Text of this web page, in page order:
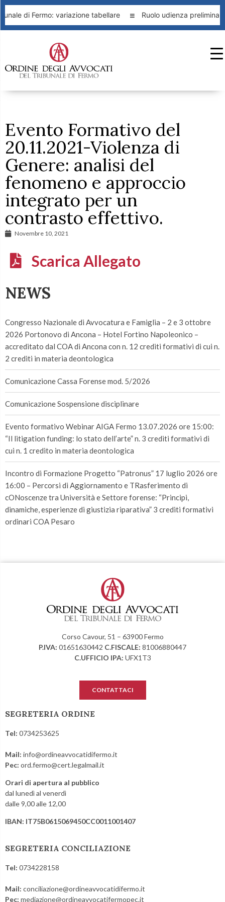
di Fermo: variazione tabellare Ruolo udienza
Evento Formativo del
20.11.2021-Violenza di
Genere: analisi del
fenomeno e approccio
integrato per un
contrasto effettivo.
Novembre 10, 2021
Scarica Allegato
NEWS
Congresso Nazionale di Avvocatura e Famiglia – 2 e 3 ottobre
2026 Portonovo di Ancona – Hotel Fortino Napoleonico –
accreditato dal COA di Ancona con n. 12 crediti formativi di cui n.
2 crediti in materia deontologica
Comunicazione Cassa Forense mod. 5/2026
Comunicazione Sospensione disciplinare
Evento formativo Webinar AIGA Fermo 13.07.2026 ore 15:00:
“Il litigation funding: lo stato dell’arte” n. 3 crediti formativi di
cui n. 1 credito in materia deontologica
Incontro di Formazione Progetto “Patronus” 17 luglio 2026 ore
16:00 – Percorsi di Aggiornamento e TRasferimento di
cONoscenze tra Università e Settore forense: “Principi,
dinamiche, esperienze di giustizia riparativa” 3 crediti formativi
ordinari COA Pesaro
Corso Cavour, 51 – 63900 Fermo
P.IVA: 01651630442 C.FISCALE: 81006880447
C.UFFICIO IPA: UFX1T3
CONTATTACI
SEGRETERIA ORDINE
Tel: 0734253625
Mail: info@ordineavvocatidifermo.it
Pec: ord.fermo@cert.legalmail.it
Orari di apertura al pubblico
dal lunedì al venerdì
dalle 9,00 alle 12,00
IBAN: IT75B0615069450CC0011001407
SEGRETERIA CONCILIAZIONE
Tel: 0734228158
Mail: conciliazione@ordineavvocatidifermo.it
Pec: mediazione@ordineavvocatifermopec.it